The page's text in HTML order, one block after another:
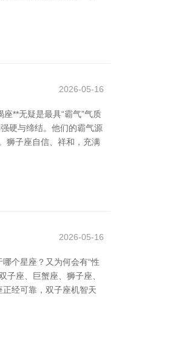
2026-05-16
**无疑是最具“霸气”气质
硬与缔结。他们的霸气源
狮子座自信、祥和，充满
2026-05-16
个星座？又为何会有“性
子座、巨蟹座、狮子座、
经可靠，双子座机智天